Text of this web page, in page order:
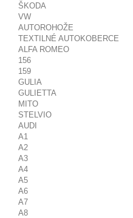
ŠKODA
VW
AUTOROHOŽE
TEXTILNÉ AUTOKOBERCE
ALFA ROMEO
156
159
GULIA
GULIETTA
MITO
STELVIO
AUDI
A1
A2
A3
A4
A5
A6
A7
A8